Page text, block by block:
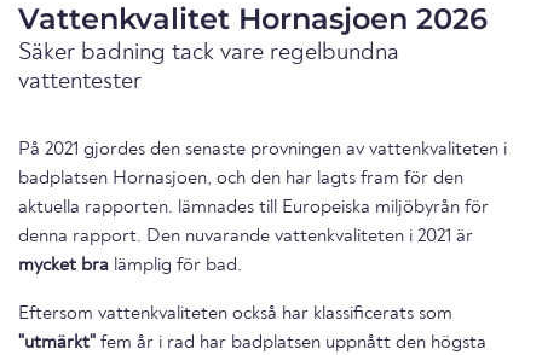
Vattenkvalitet Hornasjoen 2026
Säker badning tack vare regelbundna
vattentester
På 2021 gjordes den senaste provningen av vattenkvaliteten i
badplatsen Hornasjoen, och den har lagts fram för den
aktuella rapporten. lämnades till Europeiska miljöbyrån för
denna rapport. Den nuvarande vattenkvaliteten i 2021 är
mycket bra lämplig för bad.
Eftersom vattenkvaliteten också har klassificerats som
"utmärkt" fem år i rad har badplatsen uppnått den högsta